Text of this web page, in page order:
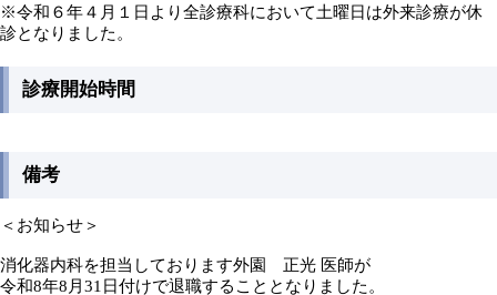
※令和６年４月１日より全診療科において土曜日は外来診療が休
診となりました。
診療開始時間
備考
＜お知らせ＞
消化器内科を担当しております外園 正光 医師が
令和8年8月31日付けで退職することとなりました。